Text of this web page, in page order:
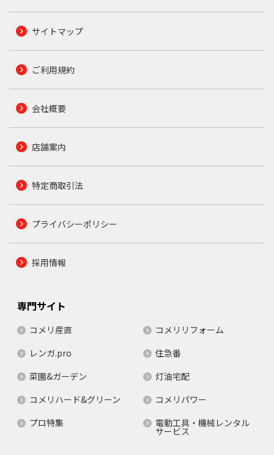
サイトマップ
ご利用規約
会社概要
店舗案内
特定商取引法
プライバシーポリシー
採用情報
専門サイト
コメリ産直
コメリリフォーム
レンガ.pro
住急番
菜園&ガーデン
灯油宅配
コメリハード&グリーン
コメリパワー
プロ特集
電動工具・機械レンタル
サービス